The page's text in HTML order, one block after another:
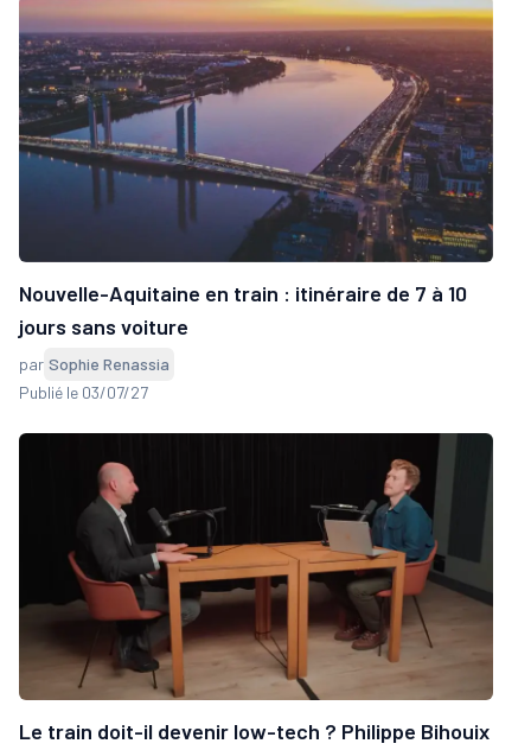
Nouvelle-Aquitaine en train : itinéraire de 7 à 10
jours sans voiture
par Sophie Renassia
Publié le 03/07/27
Le train doit-il devenir low-tech ? Philippe Bihouix